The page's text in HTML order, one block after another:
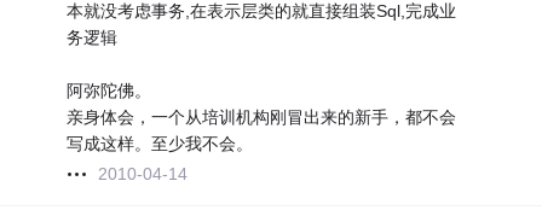
本就没考虑事务,在表示层类的就直接组装Sql,完成业
务逻辑
阿弥陀佛。
亲身体会，一个从培训机构刚冒出来的新手，都不会
写成这样。至少我不会。
2010-04-14